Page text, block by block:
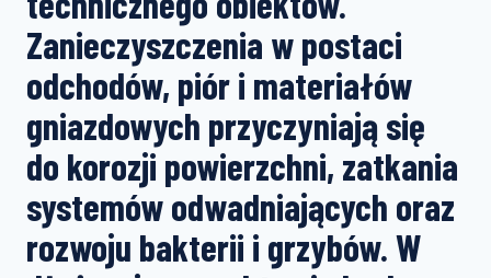
Zanieczyszczenia w postaci
odchodów, piór i materiałów
gniazdowych przyczyniają się
do korozji powierzchni, zatkania
systemów odwadniających oraz
rozwoju bakterii i grzybów. W